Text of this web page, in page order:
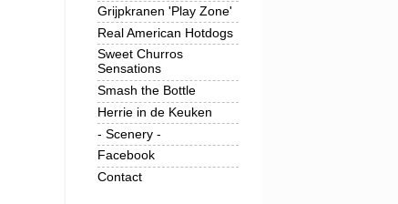
Grijpkranen 'Play Zone'
Real American Hotdogs
Sweet Churros
Sensations
Smash the Bottle
Herrie in de Keuken
- Scenery -
Facebook
Contact